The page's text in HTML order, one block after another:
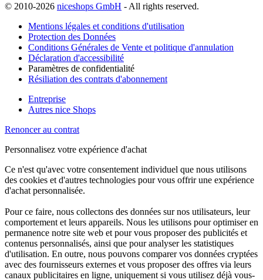
© 2010-2026 niceshops GmbH - All rights reserved.
Mentions légales et conditions d'utilisation
Protection des Données
Conditions Générales de Vente et politique d'annulation
Déclaration d'accessibilité
Paramètres de confidentialité
Résiliation des contrats d'abonnement
Entreprise
Autres nice Shops
Renoncer au contrat
Personnalisez votre expérience d'achat
Ce n'est qu'avec votre consentement individuel que nous utilisons
des cookies et d'autres technologies pour vous offrir une expérience
d'achat personnalisée.
Pour ce faire, nous collectons des données sur nos utilisateurs, leur
comportement et leurs appareils. Nous les utilisons pour optimiser en
permanence notre site web et pour vous proposer des publicités et
contenus personnalisés, ainsi que pour analyser les statistiques
d'utilisation. En outre, nous pouvons comparer vos données cryptées
avec des fournisseurs externes et vous proposer des offres via leurs
canaux publicitaires en ligne, uniquement si vous utilisez déjà vous-